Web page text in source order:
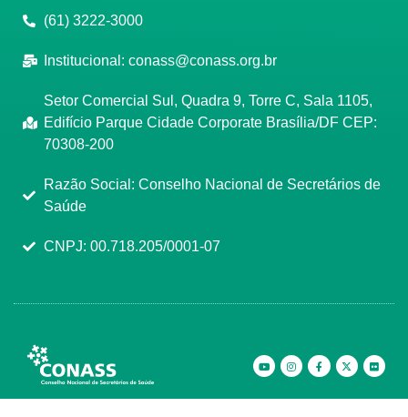
(61) 3222-3000
Institucional: conass@conass.org.br
Setor Comercial Sul, Quadra 9, Torre C, Sala 1105,
Edifício Parque Cidade Corporate Brasília/DF CEP:
70308-200
Razão Social: Conselho Nacional de Secretários de
Saúde
CNPJ: 00.718.205/0001-07